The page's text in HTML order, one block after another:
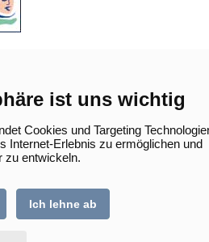
ist uns wichtig
Cookies und Targeting
Internet-Erlebnis zu ermöglichen und
zu entwickeln.
Ich lehne ab